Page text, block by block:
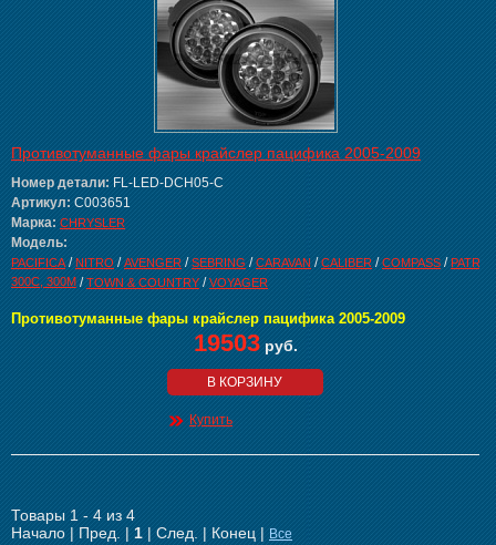
Противотуманные фары крайслер пацифика 2005-2009
Номер детали: FL-LED-DCH05-C
Артикул: C003651
Марка: CHRYSLER
Модель:
PACIFICA/NITRO /AVENGER /SEBRING /CARAVAN /CALIBER /COMPASS /
300C, 300M /TOWN & COUNTRY /VOYAGER
Противотуманные фары крайслер пацифика 2005-2009
19503руб.
В КОРЗИНУ
Купить
Товары 1 - 4 из 4
Начало | Пред. | 1 | След. | Конец | Все